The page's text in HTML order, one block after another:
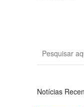
Notícias